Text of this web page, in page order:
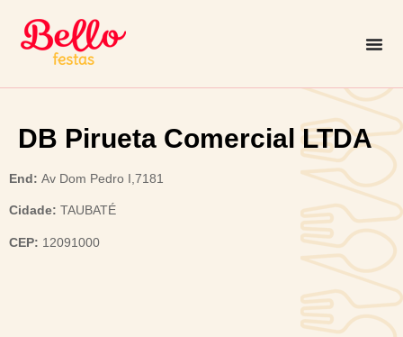
DB Pirueta Comercial LTDA
End: Av Dom Pedro I,7181
Cidade: TAUBATÉ
CEP: 12091000